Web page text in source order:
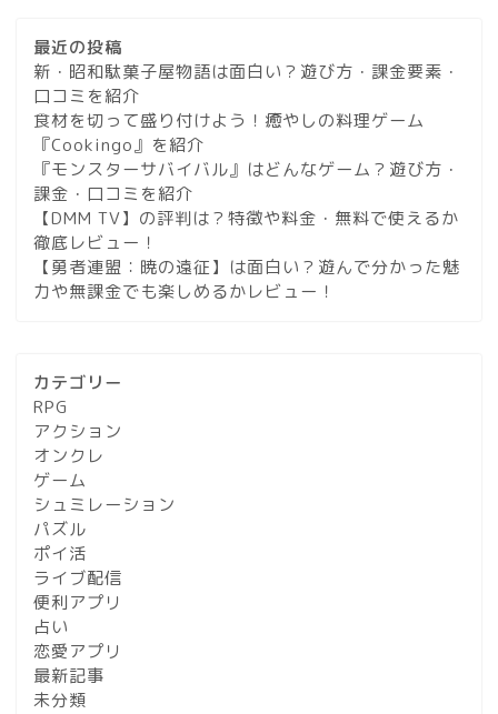
最近の投稿
新・昭和駄菓子屋物語は面白い？遊び方・課金要素・
口コミを紹介
食材を切って盛り付けよう！癒やしの料理ゲーム
『Cookingo』を紹介
『モンスターサバイバル』はどんなゲーム？遊び方・
課金・口コミを紹介
【DMM TV】の評判は？特徴や料金・無料で使えるか
徹底レビュー！
【勇者連盟：暁の遠征】は面白い？遊んで分かった魅
力や無課金でも楽しめるかレビュー！
カテゴリー
RPG
アクション
オンクレ
ゲーム
シュミレーション
パズル
ポイ活
ライブ配信
便利アプリ
占い
恋愛アプリ
最新記事
未分類